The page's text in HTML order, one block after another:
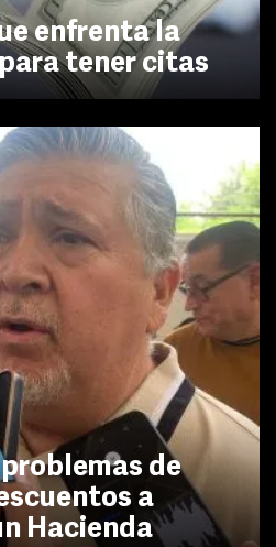
enfrenta la
tener citas
de
a
Hacienda